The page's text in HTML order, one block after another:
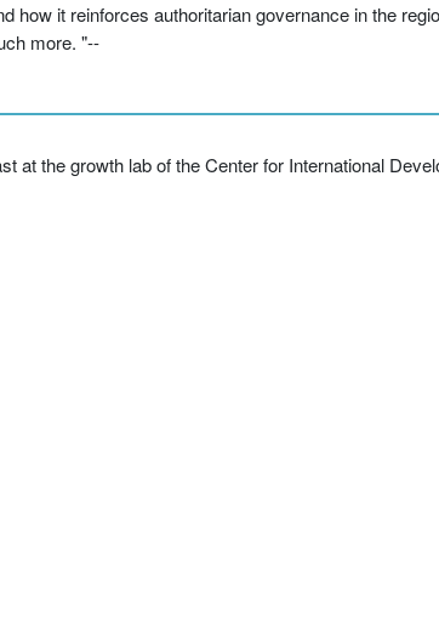
it reinforces authoritarian governance in the
more. "--
at the growth lab of the Center for International